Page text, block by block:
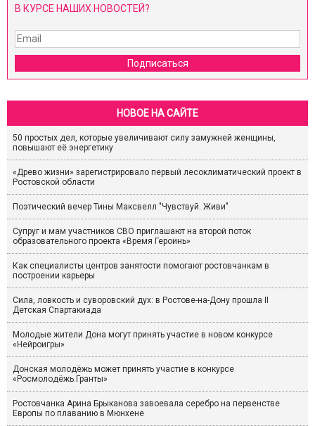
В КУРСЕ НАШИХ НОВОСТЕЙ?
Подписаться
НОВОЕ НА САЙТЕ
50 простых дел, которые увеличивают силу замужней женщины,
повышают её энергетику
«Древо жизни» зарегистрировало первый лесоклиматический проект в
Ростовской области
Поэтический вечер Тины Максвелл "Чувствуй. Живи"
Супруг и мам участников СВО приглашают на второй поток
образовательного проекта «Время Героинь»
Как специалисты центров занятости помогают ростовчанкам в
построении карьеры
Сила, ловкость и суворовский дух: в Ростове-на-Дону прошла II
Детская Спартакиада
Молодые жители Дона могут принять участие в новом конкурсе
«Нейроигры»
Донская молодёжь может принять участие в конкурсе
«Росмолодёжь.Гранты»
Ростовчанка Арина Брыканова завоевала серебро на первенстве
Европы по плаванию в Мюнхене